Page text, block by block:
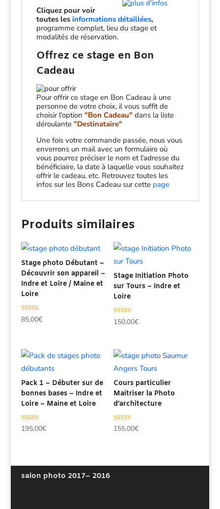
Cliquez pour voir
toutes lesinformations détaillées,
programme complet, lieu du stage et
modalités de réservation.
Offrez ce stage en Bon
Cadeau
Pour offrir ce stage en Bon Cadeau à une
personne de votre choix, il vous suffit de
choisir l'option "Bon Cadeau" dans la liste
déroulante "Destinataire"
Une fois votre commande passée, nous vous
enverrons un mail avec un formulaire où
vous pourrez préciser le nom et l'adresse du
bénéficiaire, la date à laquelle vous souhaitez
offrir le cadeau, etc. Retrouvez toutes les
infos sur les Bons Cadeau sur cette page
Produits similaires
Stage photo Débutant –
Découvrir son appareil –
Indre et Loire / Maine et
Loire
Note
4.98
85,00€
Stage Initiation Photo
sur Tours – Indre et
Loire
Note
5.00
150,00€
Pack 1 – Débuter sur de
bonnes bases – Indre et
Loire – Maine et Loire
Note
4.78
195,00€
Cours particulier
Maitriser la Photo
d’architecture
Note
4.80
155,00€
salon photo 2017– 2016